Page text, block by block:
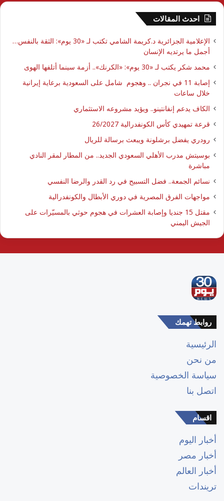
احدث المقالات
الإعلامية الجزائرية د.كريمة الشامي تكتب لـ «30 يوم»: الثقة بالنفس…
أجمل ما يرتديه الإنسان
محمد شكر يكتب لـ «30 يوم»: «الكرنك».. أزمة سينما أتلفها الهوى
إصابة 11 في نجران .. وهجوم شامل على السعودية برعاية إيرانية
خلال ساعات
الكاف يدعم إنفانتينو.. ويؤيد مشروعه الاستثماري
قرعة تمهيدي كأس الكونفدرالية 26/2027
رودري يفضل برشلونة ويبعث برسالة للريال
بوسيتش مدرب الأهلي السعودي الجديد.. من المطار لمقر النادي
مباشرة
نسائم الجمعة.. فضل التسبيح في رد القدر والرضا النفسي
مواجهات الفرق المصرية في دوري الأبطال والكونفدرالية
مقتل 15 جنديا وإصابة العشرات في هجوم حوثي بالمسيّرات على
الجيش اليمني
روابط تهمك
الرئيسية
من نحن
سياسة الخصوصية
اتصل بنا
اقسام
أخبار اليوم
أخبار مصر
أخبار العالم
تريندات